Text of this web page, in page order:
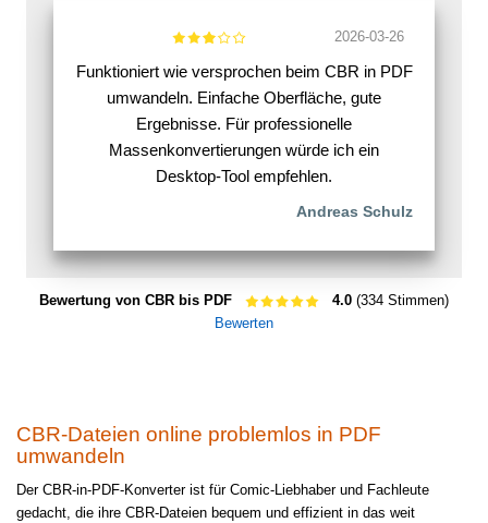
2026-03-26
Funktioniert wie versprochen beim CBR in PDF
umwandeln. Einfache Oberfläche, gute
Ergebnisse. Für professionelle
Massenkonvertierungen würde ich ein
Desktop-Tool empfehlen.
Andreas Schulz
Bewertung von CBR bis PDF 4.0 (334 Stimmen)
Bewerten
CBR-Dateien online problemlos in PDF
umwandeln
Der CBR-in-PDF-Konverter ist für Comic-Liebhaber und Fachleute
gedacht, die ihre CBR-Dateien bequem und effizient in das weit